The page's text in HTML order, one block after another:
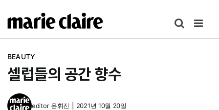
텐
너
BEAUTY
셀럽들의 공간 향수
editor 윤휘진 2021년 10월 20일